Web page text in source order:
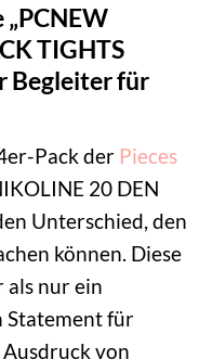
TIGHTS
Begleiter für
Pack der Pieces
20 DEN
Unterschied, den
können. Diese
als nur ein
Statement für
von